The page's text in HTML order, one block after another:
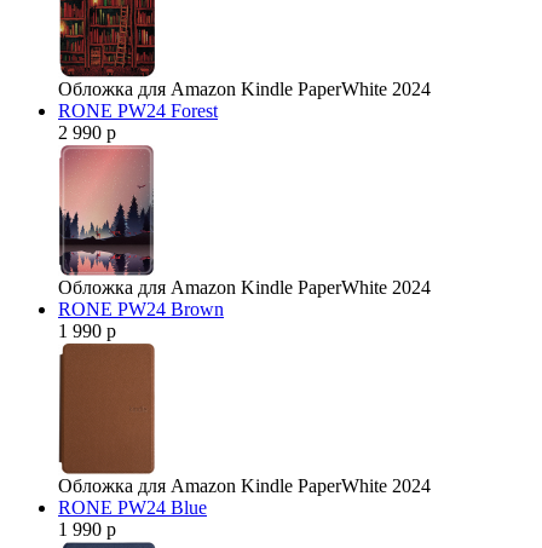
Обложка для Amazon Kindle PaperWhite 2024
RONE PW24 Forest
2 990 р
Обложка для Amazon Kindle PaperWhite 2024
RONE PW24 Brown
1 990 р
Обложка для Amazon Kindle PaperWhite 2024
RONE PW24 Blue
1 990 р